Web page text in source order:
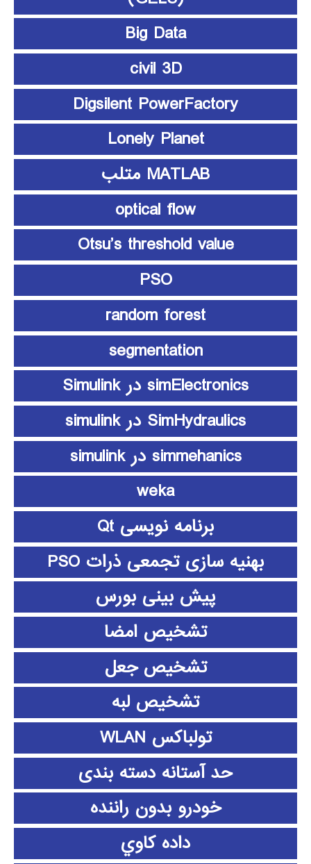
Big Data
civil 3D
Digsilent PowerFactory
Lonely Planet
MATLAB متلب
optical flow
Otsu’s threshold value
PSO
random forest
segmentation
simElectronics در Simulink
SimHydraulics در simulink
simmehanics در simulink
weka
برنامه نویسی Qt
بهنیه سازی تجمعی ذرات PSO
پیش بینی بورس
تشخیص امضا
تشخیص جعل
تشخیص لبه
تولباکس WLAN
حد آستانه دسته بندی
خودرو بدون راننده
داده كاوي